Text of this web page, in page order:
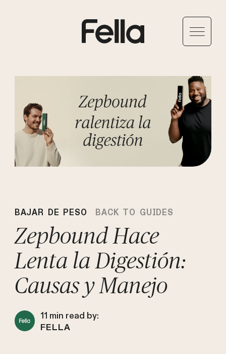
BAJAR DE PESO BACK TO GUIDES
Zepbound Hace
Lenta la Digestión:
Causas y Manejo
11 min read by:
FELLA